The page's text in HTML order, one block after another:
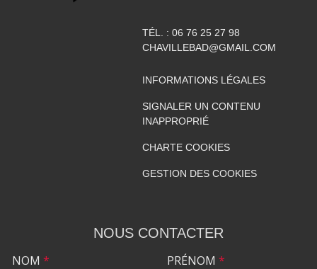
TÉL. : 06 76 25 27 98
CHAVILLEBAD@GMAIL.COM
INFORMATIONS LÉGALES
SIGNALER UN CONTENU
INAPPROPRIÉ
CHARTE COOKIES
GESTION DES COOKIES
NOUS CONTACTER
NOM * PRÉNOM *